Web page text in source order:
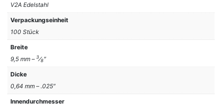
V2A Edelstahl
Verpackungseinheit
100 Stück
Breite
9,5 mm – 3⁄8″
Dicke
0,64 mm – .025″
Innendurchmesser